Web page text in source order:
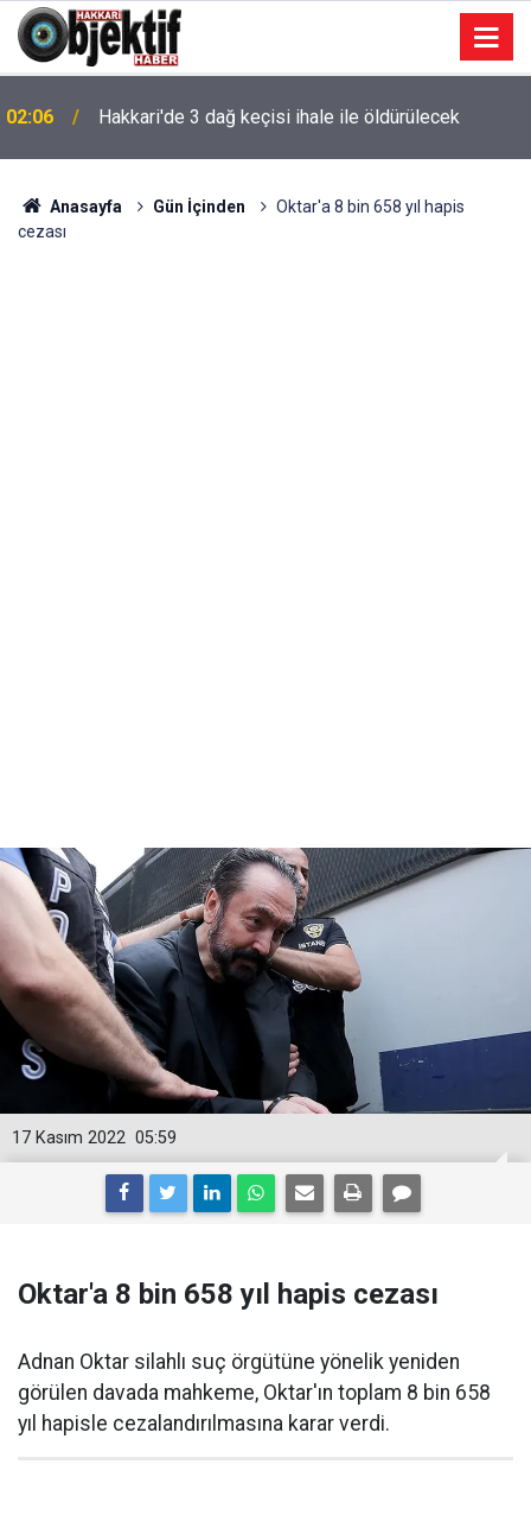
02:06 Hakkari'de 3 dağ keçisi ihale ile öldürülecek
Anasayfa Gün İçinden
Oktar'a 8 bin 658 yıl hapis
cezası
05:59
17 Kasım 2022
Oktar'a 8 bin 658 yıl hapis cezası
Adnan Oktar silahlı suç örgütüne yönelik yeniden
görülen davada mahkeme, Oktar'ın toplam 8 bin 658
yıl hapisle cezalandırılmasına karar verdi.